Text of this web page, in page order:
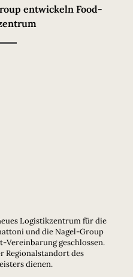
entwickeln Food-
Logistikzentrum für die
und die Nagel-Group
geschlossen.
Regionalstandort des
dienen.